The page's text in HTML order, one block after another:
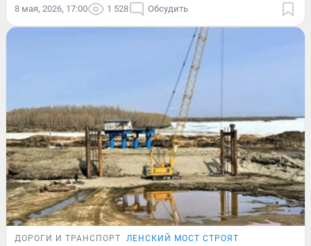
8 мая, 2026, 17:00 1 528 Обсудить
ДОРОГИ И ТРАНСПОРТ ЛЕНСКИЙ МОСТ СТРОЯТ